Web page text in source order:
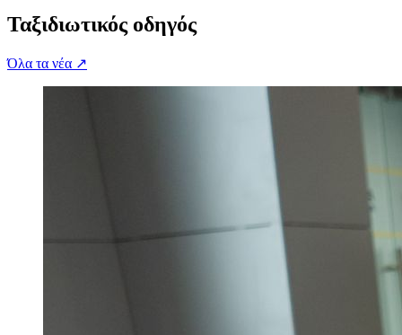
Ταξιδιωτικός οδηγός
Όλα τα νέα ↗